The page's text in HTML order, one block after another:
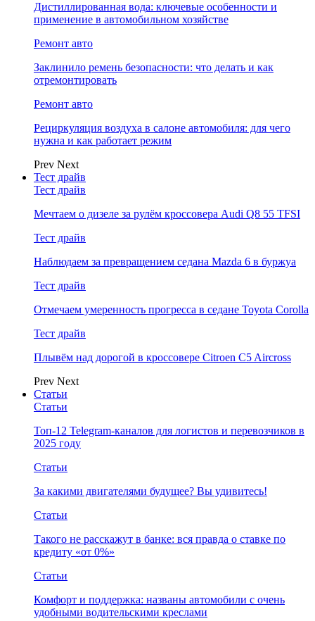
Дистиллированная вода: ключевые особенности и
применение в автомобильном хозяйстве
Ремонт авто
Заклинило ремень безопасности: что делать и как
отремонтировать
Ремонт авто
Рециркуляция воздуха в салоне автомобиля: для чего
нужна и как работает режим
Prev Next
Тест драйв
Тест драйв
Мечтаем о дизеле за рулём кроссовера Audi Q8 55 TFSI
Тест драйв
Наблюдаем за превращением седана Mazda 6 в буржуа
Тест драйв
Отмечаем умеренность прогресса в седане Toyota Corolla
Тест драйв
Плывём над дорогой в кроссовере Citroen C5 Aircross
Prev Next
Статьи
Статьи
Топ-12 Telegram-каналов для логистов и перевозчиков в
2025 году
Статьи
За какими двигателями будущее? Вы удивитесь!
Статьи
Такого не расскажут в банке: вся правда о ставке по
кредиту «от 0%»
Статьи
Комфорт и поддержка: названы автомобили с очень
удобными водительскими креслами